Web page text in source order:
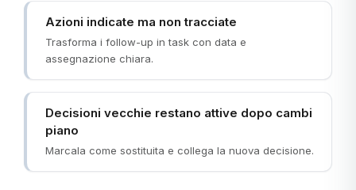
Azioni indicate ma non tracciate
Trasforma i follow-up in task con data e
assegnazione chiara.
Decisioni vecchie restano attive dopo cambi
piano
Marcala come sostituita e collega la nuova decisione.